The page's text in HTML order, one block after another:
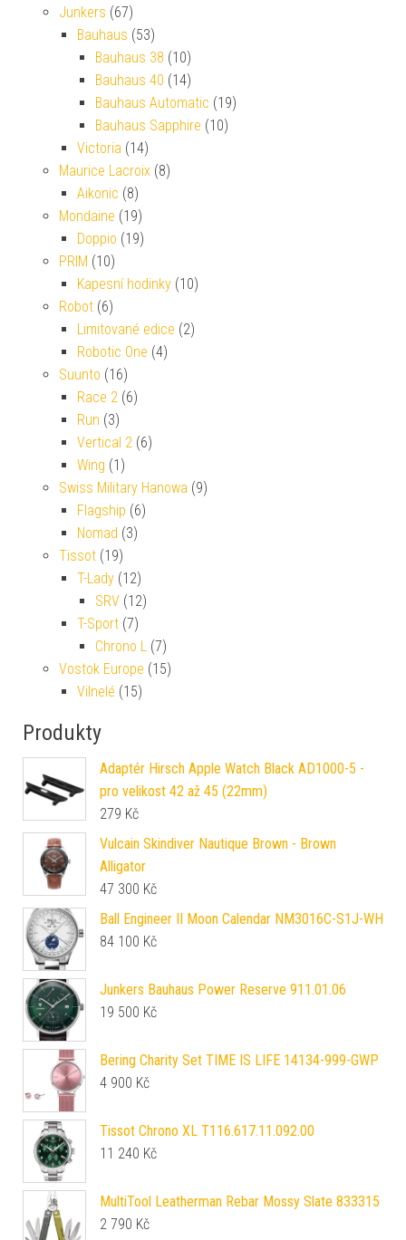
Junkers (67)
Bauhaus (53)
Bauhaus 38 (10)
Bauhaus 40 (14)
Bauhaus Automatic (19)
Bauhaus Sapphire (10)
Victoria (14)
Maurice Lacroix (8)
Aikonic (8)
Mondaine (19)
Doppio (19)
PRIM (10)
Kapesní hodinky (10)
Robot (6)
Limitované edice (2)
Robotic One (4)
Suunto (16)
Race 2 (6)
Run (3)
Vertical 2 (6)
Wing (1)
Swiss Military Hanowa (9)
Flagship (6)
Nomad (3)
Tissot (19)
T-Lady (12)
SRV (12)
T-Sport (7)
Chrono L (7)
Vostok Europe (15)
Vilnelé (15)
Produkty
Adaptér Hirsch Apple Watch Black AD1000-5 -
pro velikost 42 až 45 (22mm)
279 Kč
Vulcain Skindiver Nautique Brown - Brown
Alligator
47 300 Kč
Ball Engineer II Moon Calendar NM3016C-S1J-WH
84 100 Kč
Junkers Bauhaus Power Reserve 911.01.06
19 500 Kč
Bering Charity Set TIME IS LIFE 14134-999-GWP
4 900 Kč
Tissot Chrono XL T116.617.11.092.00
11 240 Kč
MultiTool Leatherman Rebar Mossy Slate 833315
2 790 Kč